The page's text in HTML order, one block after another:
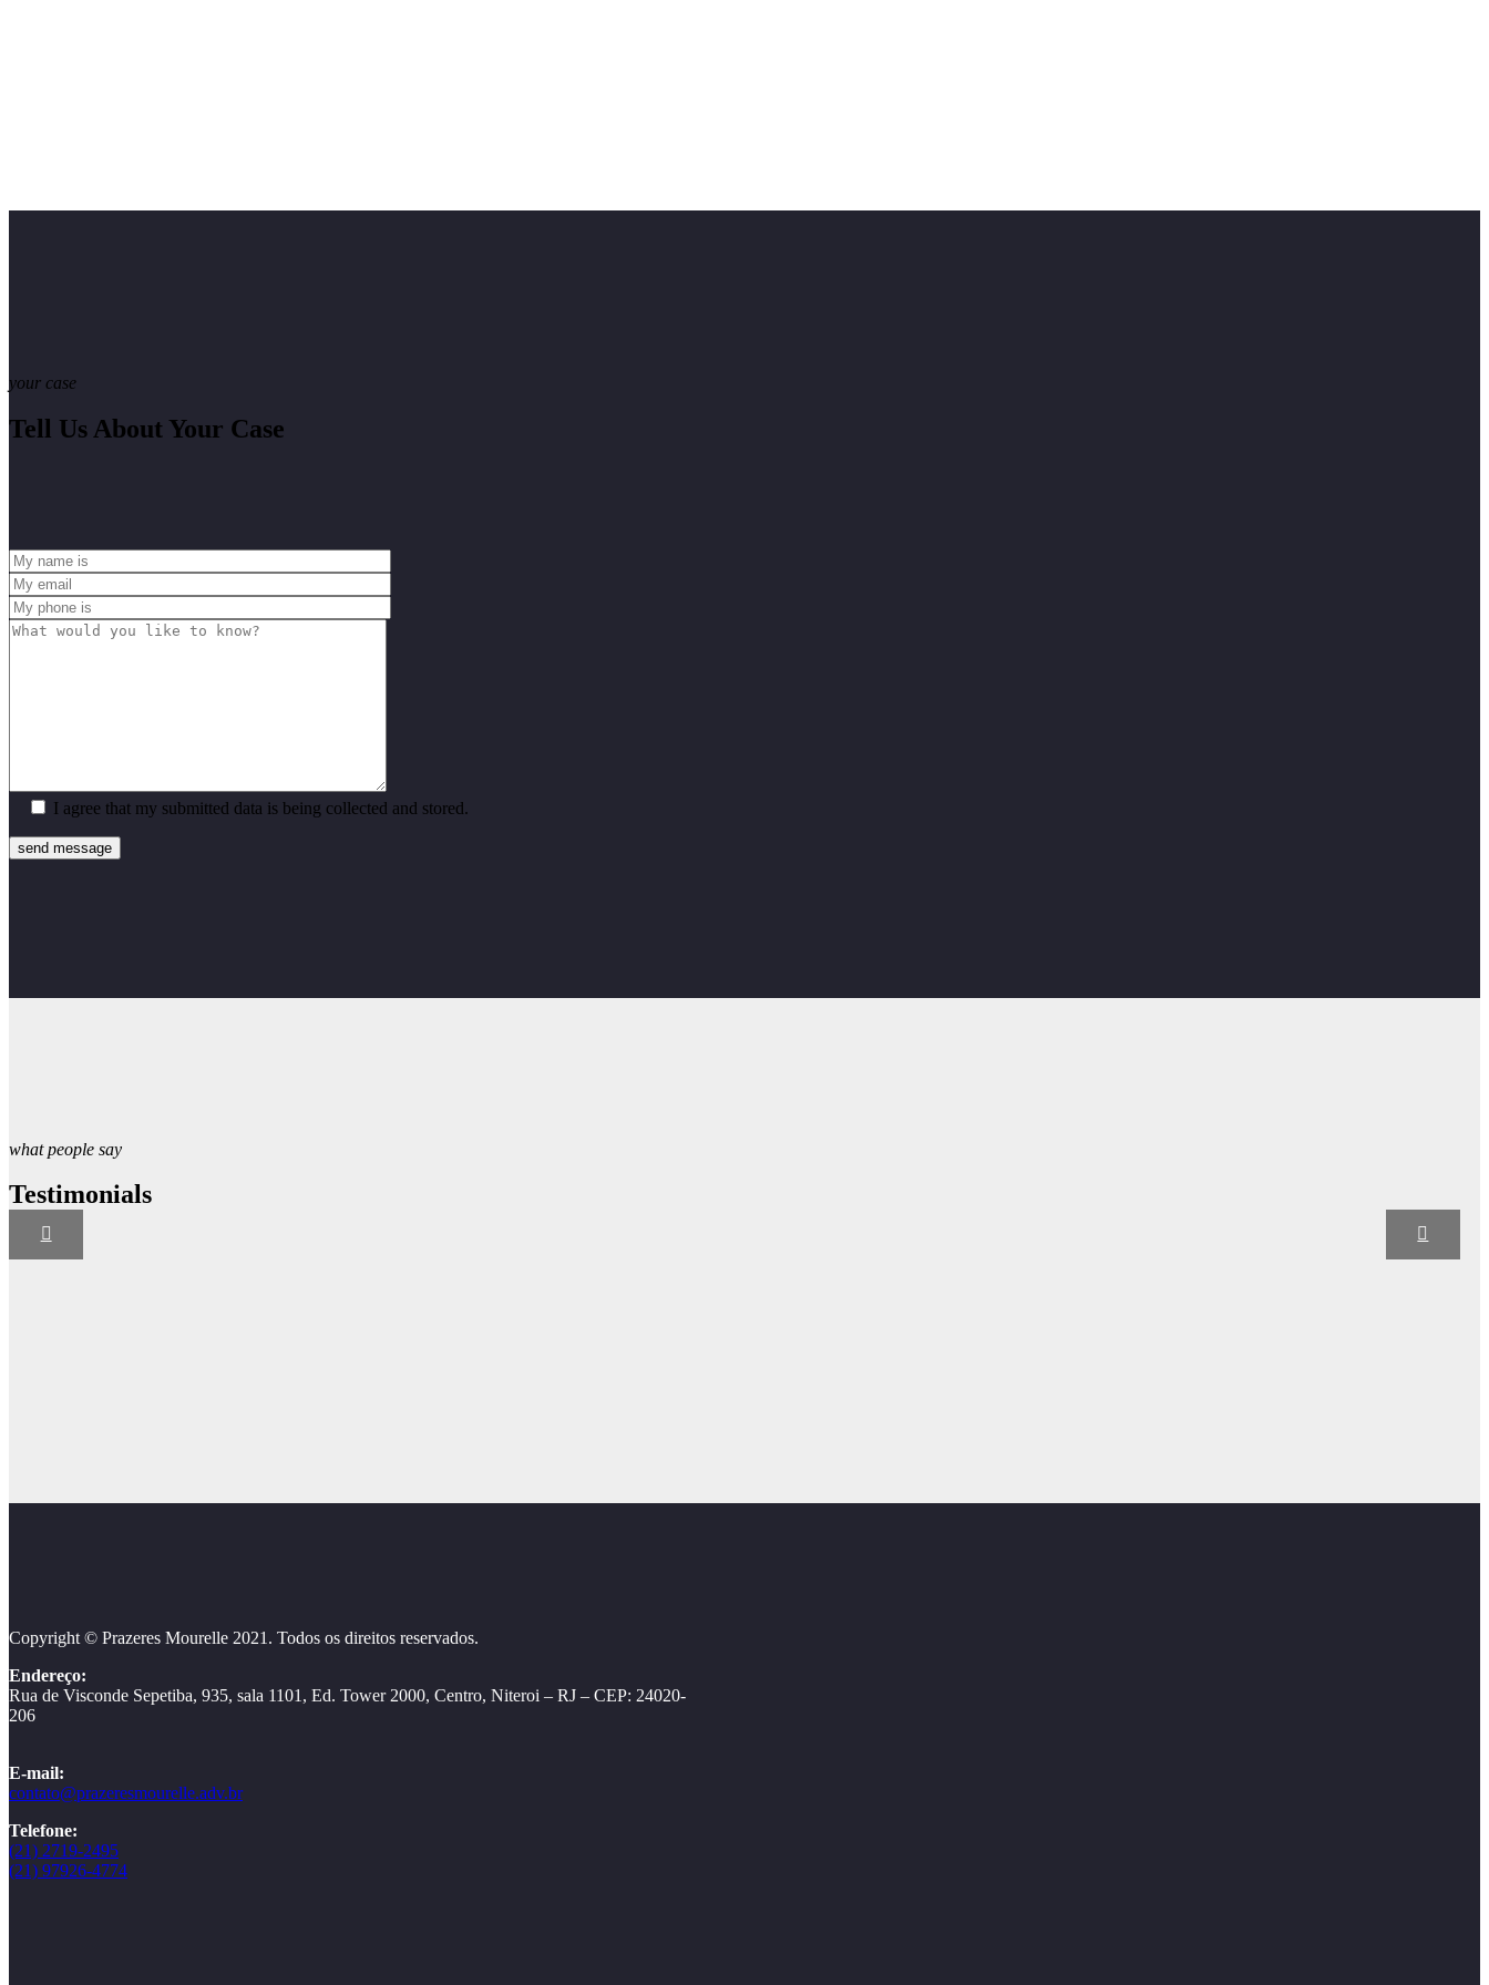
your case
Tell Us About Your Case
I agree that my submitted data is being collected and stored.
what people say
Testimonials
Copyright © Prazeres Mourelle 2021 . Todos os direitos reservados.
Endereço:
Rua de Visconde Sepetiba, 935, sala 1101, Ed. Tower 2000, Centro, Niteroi – RJ – CEP: 24020-
206
E-mail:
contato@prazeresmourelle.adv.br
Telefone:
(21) 2719-2495
(21) 97926-4774